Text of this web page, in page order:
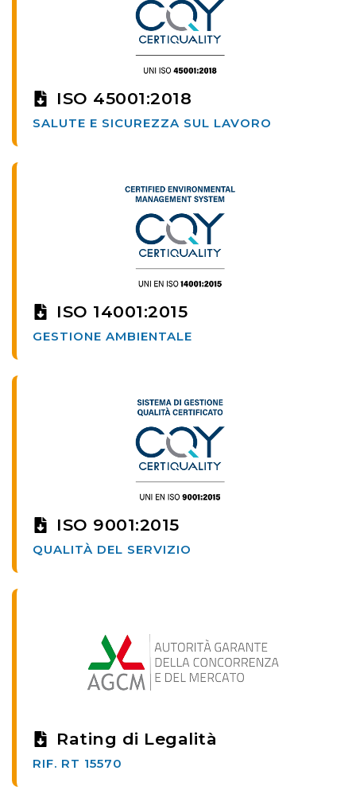
ISO 45001:2018
SALUTE E SICUREZZA SUL LAVORO
ISO 14001:2015
GESTIONE AMBIENTALE
ISO 9001:2015
QUALITÀ DEL SERVIZIO
Rating di Legalità
RIF. RT 15570